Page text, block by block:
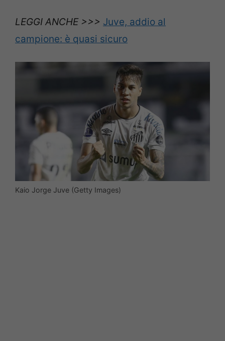
LEGGI ANCHE >>> Juve, addio al
campione: è quasi sicuro
Kaio Jorge Juve (Getty Images)